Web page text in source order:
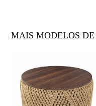
MAIS MODELOS